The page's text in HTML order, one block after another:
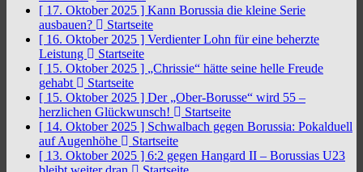
[ 17. Oktober 2025 ] Kann Borussia die kleine Serie
ausbauen?
Startseite
[ 16. Oktober 2025 ] Verdienter Lohn für eine beherzte
Leistung
Startseite
[ 15. Oktober 2025 ] „Chrissie“ hätte seine helle Freude
gehabt
Startseite
[ 15. Oktober 2025 ] Der „Ober-Borusse“ wird 55 –
herzlichen Glückwunsch!
Startseite
[ 14. Oktober 2025 ] Schwalbach gegen Borussia: Pokalduell
auf Augenhöhe
Startseite
[ 13. Oktober 2025 ] 6:2 gegen Hangard II – Borussias U23